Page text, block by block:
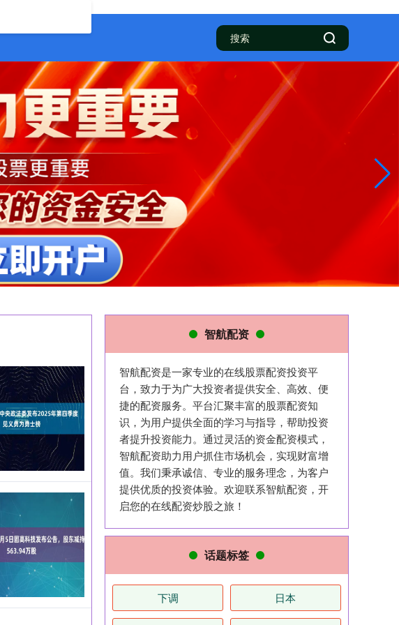
智航配资
智航配资是一家专业的在线股票配资投资平
台，致力于为广大投资者提供安全、高效、便
捷的配资服务。平台汇聚丰富的股票配资知
识，为用户提供全面的学习与指导，帮助投资
者提升投资能力。通过灵活的资金配资模式，
智航配资助力用户抓住市场机会，实现财富增
值。我们秉承诚信、专业的服务理念，为客户
提供优质的投资体验。欢迎联系智航配资，开
启您的在线配资炒股之旅！
话题标签
下调 日本